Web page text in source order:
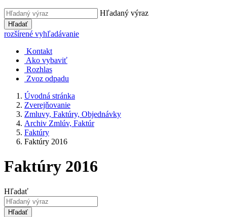
Hľadaný výraz
Hľadať
rozšírené vyhľadávanie
Kontakt
Ako vybaviť
Rozhlas
Zvoz odpadu
Úvodná stránka
Zverejňovanie
Zmluvy, Faktúry, Objednávky
Archiv Zmlúv, Faktúr
Faktúry
Faktúry 2016
Faktúry 2016
Hľadať
Hľadať